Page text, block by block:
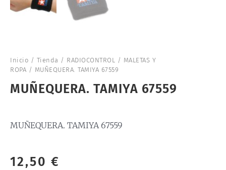
Inicio / Tienda / RADIOCONTROL / MALETAS Y
ROPA / MUÑEQUERA. TAMIYA 67559
MUÑEQUERA. TAMIYA 67559
MUÑEQUERA. TAMIYA 67559
12,50 €